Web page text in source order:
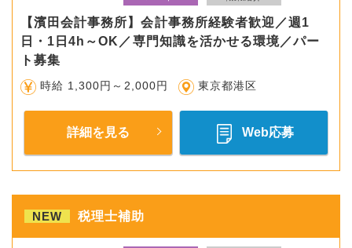
【濱田会計事務所】会計事務所経験者歓迎／週1
日・1日4h～OK／専門知識を活かせる環境／パー
ト募集
時給 1,300円～2,000円 東京都港区
詳細を見る Web応募
NEW 税理士補助